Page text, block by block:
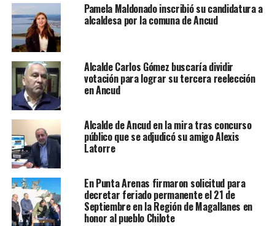
Pamela Maldonado inscribió su candidatura a
alcaldesa por la comuna de Ancud
Alcalde Carlos Gómez buscaría dividir
votación para lograr su tercera reelección
en Ancud
Alcalde de Ancud en la mira tras concurso
público que se adjudicó su amigo Alexis
Latorre
En Punta Arenas firmaron solicitud para
decretar feriado permanente el 21 de
Septiembre en la Región de Magallanes en
honor al pueblo Chilote